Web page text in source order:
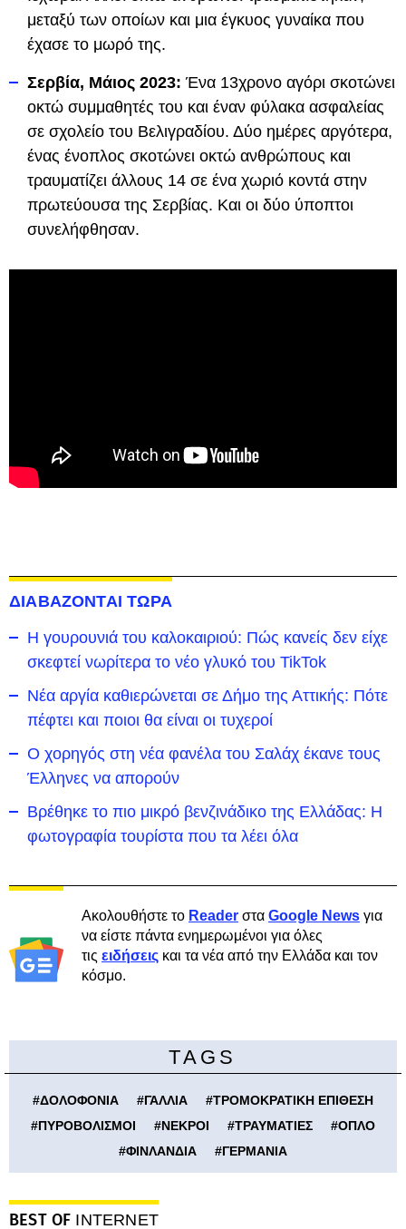
μεταξύ των οποίων και μια έγκυος γυναίκα που
έχασε το μωρό της.
Σερβία, Μάιος 2023: Ένα 13χρονο αγόρι σκοτώνει
οκτώ συμμαθητές του και έναν φύλακα ασφαλείας
σε σχολείο του Βελιγραδίου. Δύο ημέρες αργότερα,
ένας ένοπλος σκοτώνει οκτώ ανθρώπους και
τραυματίζει άλλους 14 σε ένα χωριό κοντά στην
πρωτεύουσα της Σερβίας. Και οι δύο ύποπτοι
συνελήφθησαν.
ΔΙΑΒΑΖΟΝΤΑΙ ΤΩΡΑ
Η γουρουνιά του καλοκαιριού: Πώς κανείς δεν είχε
σκεφτεί νωρίτερα το νέο γλυκό του TikTok
Νέα αργία καθιερώνεται σε Δήμο της Αττικής: Πότε
πέφτει και ποιοι θα είναι οι τυχεροί
Ο χορηγός στη νέα φανέλα του Σαλάχ έκανε τους
Έλληνες να απορούν
Βρέθηκε το πιο μικρό βενζινάδικο της Ελλάδας: Η
φωτογραφία τουρίστα που τα λέει όλα
Ακολουθήστε το Reader στα Google News για
να είστε πάντα ενημερωμένοι για όλες
τις ειδήσεις και τα νέα από την Ελλάδα και τον
κόσμο.
TAGS
#ΔΟΛΟΦΟΝΙΑ #ΓΑΛΛΙΑ #ΤΡΟΜΟΚΡΑΤΙΚΗ ΕΠΙΘΕΣΗ
#ΠΥΡΟΒΟΛΙΣΜΟΙ #ΝΕΚΡΟΙ #ΤΡΑΥΜΑΤΙΕΣ #ΟΠΛΟ
#ΦΙΝΛΑΝΔΙΑ #ΓΕΡΜΑΝΙΑ
BEST OF INTERNET